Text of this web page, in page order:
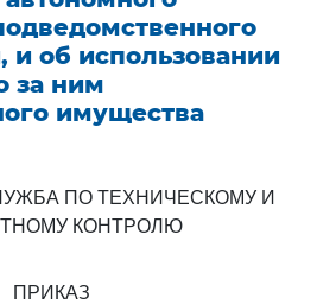
об использовании
за ним
имущества
ПО ТЕХНИЧЕСКОМУ И
КОНТРОЛЮ
ПРИКАЗ